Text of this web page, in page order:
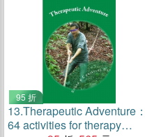
Activating Your Destiny
95 折
13.Therapeutic Adventure：
64 activities for therapy